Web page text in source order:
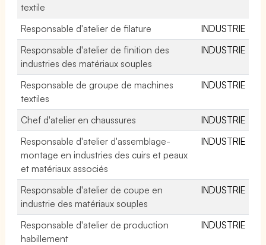
textile
Responsable d'atelier de filature
INDUSTRIE
Responsable d'atelier de finition des
industries des matériaux souples
INDUSTRIE
Responsable de groupe de machines
textiles
INDUSTRIE
Chef d'atelier en chaussures
INDUSTRIE
Responsable d'atelier d'assemblage-
montage en industries des cuirs et peaux
et matériaux associés
INDUSTRIE
Responsable d'atelier de coupe en
industrie des matériaux souples
INDUSTRIE
Responsable d'atelier de production
habillement
INDUSTRIE